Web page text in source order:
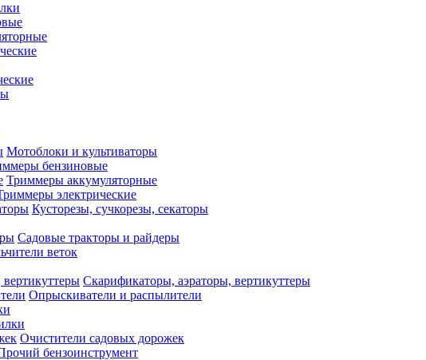
Мотоблоки и культиваторы
бензиновые
Триммеры аккумуляторные
электрические
Кусторезы, сучкорезы, секаторы
Садовые тракторы и райдеры
веток
Скарификаторы, аэраторы, вертикуттеры
Опрыскиватели и распылители
Очистители садовых дорожек
бензоинструмент